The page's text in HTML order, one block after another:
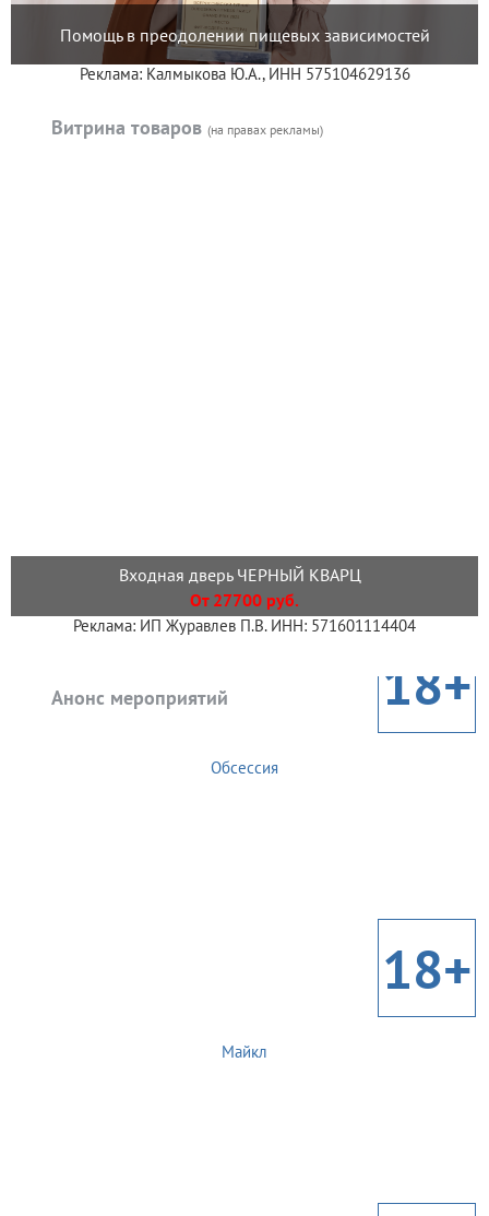
Помощь в преодолении пищевых зависимостей
Реклама: Калмыкова Ю.А., ИНН 575104629136
Витрина товаров (на правах рекламы)
Входная дверь ЧЕРНЫЙ КВАРЦ
От 27700 руб.
Реклама: ИП Журавлев П.В. ИНН: 571601114404
Анонс мероприятий 18+
Обсессия
18+
Майкл